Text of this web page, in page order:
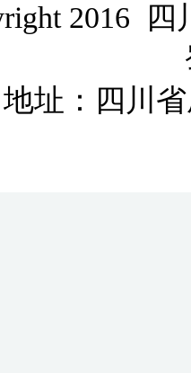
2016 四
址：四川省